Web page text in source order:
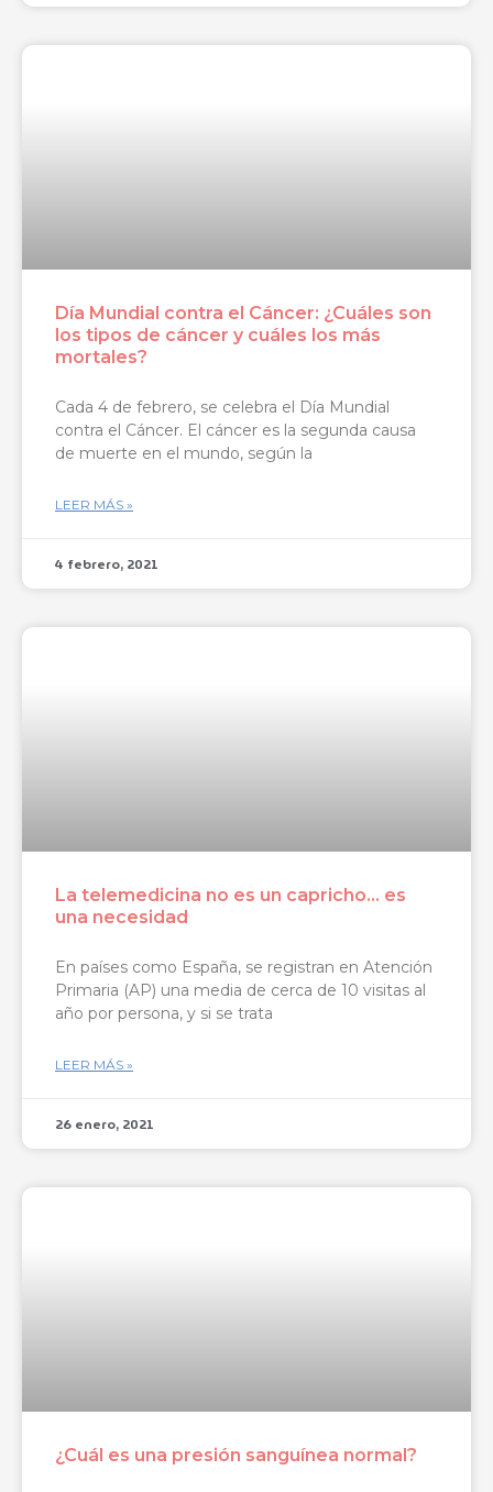
Día Mundial contra el Cáncer: ¿Cuáles son
los tipos de cáncer y cuáles los más
mortales?
Cada 4 de febrero, se celebra el Día Mundial
contra el Cáncer. El cáncer es la segunda causa
de muerte en el mundo, según la
LEER MÁS »
4 febrero, 2021
La telemedicina no es un capricho… es
una necesidad
En países como España, se registran en Atención
Primaria (AP) una media de cerca de 10 visitas al
año por persona, y si se trata
LEER MÁS »
26 enero, 2021
¿Cuál es una presión sanguínea normal?